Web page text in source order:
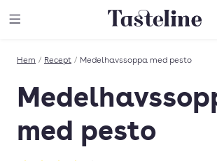
Till Tastelines
Hem / Recept / Medelhavssoppa med pesto
med pesto